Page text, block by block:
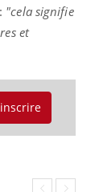
"cela signifie
et
Youtube
de
de
questions, de